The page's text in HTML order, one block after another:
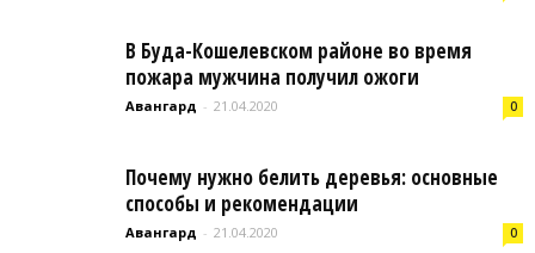
В Буда-Кошелевском районе во время
пожара мужчина получил ожоги
Авангард - 21.04.2020 0
Почему нужно белить деревья: основные
способы и рекомендации
Авангард - 21.04.2020 0